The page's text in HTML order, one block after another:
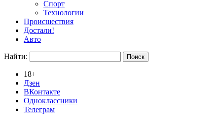
Спорт
Технологии
Происшествия
Достали!
Авто
Найти:
18+
Дзен
ВКонтакте
Одноклассники
Телеграм